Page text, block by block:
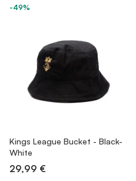
-49%
Kings League Bucket - Black-
White
29,99 €